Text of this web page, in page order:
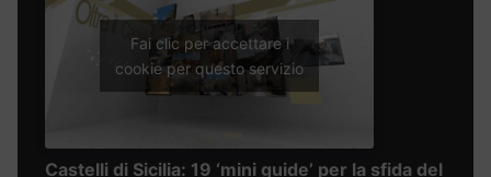
Fai clic per accettare i
cookie per questo servizio
Castelli di Sicilia: 19 ‘mini guide’ per la sfida del